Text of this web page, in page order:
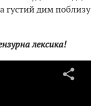
густий дим поблизу
лексика!